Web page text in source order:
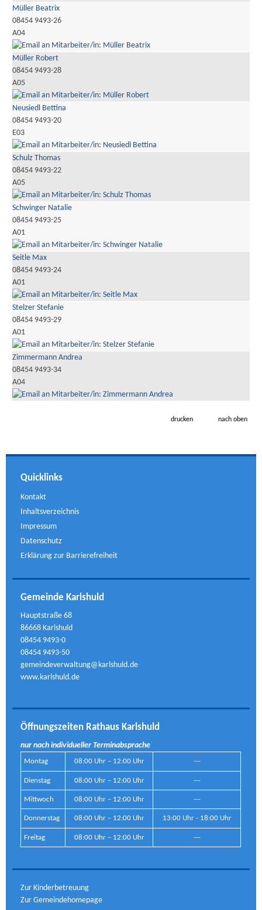
Müller Beatrix
08454 9493-26
A04
Müller Robert
08454 9493-28
A05
Neusiedl Bettina
08454 9493-20
E03
Schulz Thomas
08454 9493-22
A05
Schwinger Natalie
08454 9493-25
A01
Seitle Max
08454 9493-24
A01
Stelzer Stefanie
08454 9493-29
A01
Zimmermann Andrea
08454 9493-34
A04
drucken nach oben
Quicklinks
Kontakt
Inhaltsverzeichnis
Impressum
Datenschutz
Erklärung zur Barrierefreiheit
Gemeinde Karlshuld
Hauptstraße 68
86668 Karlshuld
08454 9493-0
08454 9493-50
gemeindeverwaltung@karlshuld.de
www.karlshuld.de
Öffnungszeiten Rathaus Karlshuld
nur nach individueller Terminabsprache
Montag 08:00 Uhr – 12:00 Uhr ---
Dienstag 08:00 Uhr – 12:00 Uhr ---
Mittwoch 08:00 Uhr – 12:00 Uhr ---
Donnerstag 08:00 Uhr – 12:00 Uhr 13:00 Uhr - 18:00 Uhr
Freitag 08:00 Uhr – 12:00 Uhr ---
Zur Kinderbetreuung
Zur Gemeindehomepage